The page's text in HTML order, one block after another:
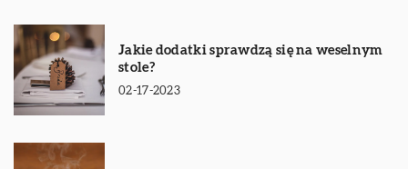
Jakie dodatki sprawdzą się na weselnym
stole?
02-17-2023